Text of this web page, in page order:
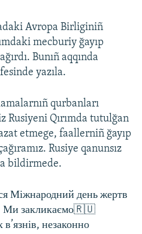
Avropa Birliginiñ
mecburiy ğayıp
Bunıñ aqqında
yazıla.
qurbanları
Rusiyeni Qırımda tutulğan
etmege, faallerniñ ğayıp
Rusiye qanunsız
bildirmede.
Міжнародний день жертв
Ми закликаємо🇷🇺
в’язнів, незаконно